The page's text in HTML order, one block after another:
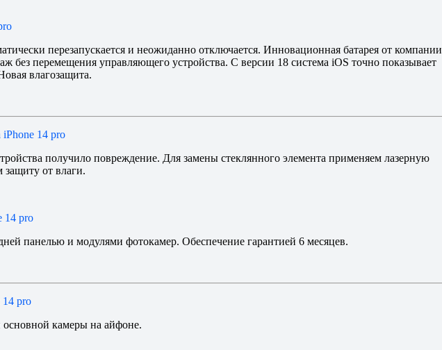
перезапускается и неожиданно отключается. Инновационная батарея от компании
без перемещения управляющего устройства. С версии 18 система iOS точно показывает
влагозащита.
iPhone 14 pro
получило повреждение. Для замены стеклянного элемента применяем лазерную
защиту от влаги.
14 pro
панелью и модулями фотокамер. Обеспечение гарантией 6 месяцев.
14 pro
камеры на айфоне.